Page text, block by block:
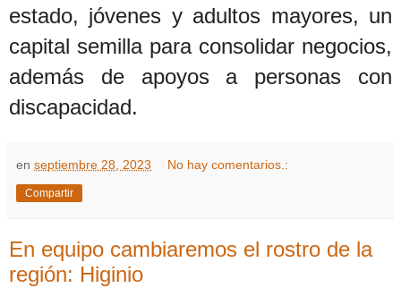
estado, jóvenes y adultos mayores, un
capital semilla para consolidar negocios,
además de apoyos a personas con
discapacidad.
en septiembre 28, 2023 No hay comentarios.:
Compartir
En equipo cambiaremos el rostro de la
región: Higinio